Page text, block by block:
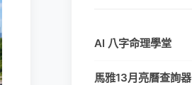
AI 八字命理學堂
馬雅13月亮曆查詢器